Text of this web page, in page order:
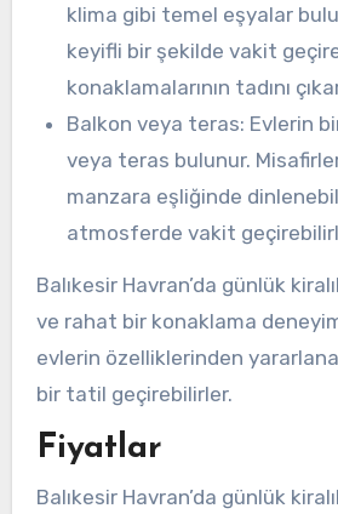
klima gibi temel eşyalar
keyifli bir şekilde vakit
konaklamalarının tadını
Balkon veya teras: Evlerin
veya teras bulunur.
manzara eşliğinde
atmosferde vakit
Balıkesir Havran’da günlük
ve rahat bir konaklama
evlerin özelliklerinden
bir tatil geçirebilirler.
Fiyatlar
Balıkesir Havran’da günlük